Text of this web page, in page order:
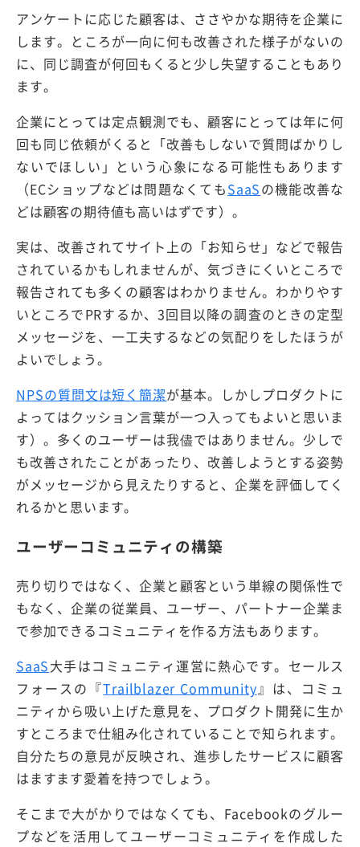
アンケートに応じた顧客は、ささやかな期待を企業に
します。ところが一向に何も改善された様子がないの
に、同じ調査が何回もくると少し失望することもあり
ます。
企業にとっては定点観測でも、顧客にとっては年に何
回も同じ依頼がくると「改善もしないで質問ばかりし
ないでほしい」という心象になる可能性もあります
（ECショップなどは問題なくてもSaaSの機能改善な
どは顧客の期待値も高いはずです）。
実は、改善されてサイト上の「お知らせ」などで報告
されているかもしれませんが、気づきにくいところで
報告されても多くの顧客はわかりません。わかりやす
いところでPRするか、3回目以降の調査のときの定型
メッセージを、一工夫するなどの気配りをしたほうが
よいでしょう。
NPSの質問文は短く簡潔が基本。しかしプロダクトに
よってはクッション言葉が一つ入ってもよいと思いま
す）。多くのユーザーは我儘ではありません。少しで
も改善されたことがあったり、改善しようとする姿勢
がメッセージから見えたりすると、企業を評価してく
れるかと思います。
ユーザーコミュニティの構築
売り切りではなく、企業と顧客という単線の関係性で
もなく、企業の従業員、ユーザー、パートナー企業ま
で参加できるコミュニティを作る方法もあります。
SaaS大手はコミュニティ運営に熱心です。セールス
フォースの『Trailblazer Community 』は、コミュ
ニティから吸い上げた意見を、プロダクト開発に生か
すところまで仕組み化されていることで知られます。
自分たちの意見が反映され、進歩したサービスに顧客
はますます愛着を持つでしょう。
そこまで大がかりではなくても、Facebookのグルー
プなどを活用してユーザーコミュニティを作成した